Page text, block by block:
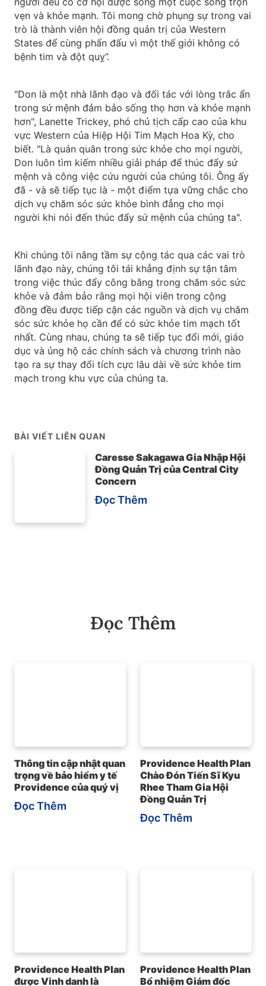
vẹn và khỏe mạnh. Tôi mong chờ phụng sự trong vai
trò là thành viên hội đồng quản trị của Western
States để cùng phấn đấu vì một thế giới không có
bệnh tim và đột quỵ”.
"Don là một nhà lãnh đạo và đối tác với lòng trắc ẩn
trong sứ mệnh đảm bảo sống thọ hơn và khỏe mạnh
hơn", Lanette Trickey, phó chủ tịch cấp cao của khu
vực Western của Hiệp Hội Tim Mạch Hoa Kỳ, cho
biết. "Là quán quân trong sức khỏe cho mọi người,
Don luôn tìm kiếm nhiều giải pháp để thúc đẩy sứ
mệnh và công việc cứu người của chúng tôi. Ông ấy
đã - và sẽ tiếp tục là - một điểm tựa vững chắc cho
dịch vụ chăm sóc sức khỏe bình đẳng cho mọi
người khi nói đến thúc đẩy sứ mệnh của chúng ta".
Khi chúng tôi nâng tầm sự cộng tác qua các vai trò
lãnh đạo này, chúng tôi tái khẳng định sự tận tâm
trong việc thúc đẩy công bằng trong chăm sóc sức
khỏe và đảm bảo rằng mọi hội viên trong cộng
đồng đều được tiếp cận các nguồn và dịch vụ chăm
sóc sức khỏe họ cần để có sức khỏe tim mạch tốt
nhất. Cùng nhau, chúng ta sẽ tiếp tục đổi mới, giáo
dục và ủng hộ các chính sách và chương trình nào
tạo ra sự thay đổi tích cực lâu dài về sức khỏe tim
mạch trong khu vực của chúng ta.
BÀI VIẾT LIÊN QUAN
Caresse Sakagawa Gia Nhập Hội
Đồng Quản Trị của Central City
Concern
Đọc Thêm
Đọc Thêm
Thông tin cập nhật quan
trọng về bảo hiểm y tế
Providence của quý vị
Đọc Thêm
Providence Health Plan
Chào Đón Tiến Sĩ Kyu
Rhee Tham Gia Hội
Đồng Quản Trị
Đọc Thêm
Providence Health Plan
được Vinh danh là
Providence Health Plan
Bổ nhiệm Giám đốc